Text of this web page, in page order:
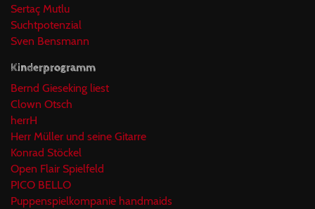
Sertaç Mutlu
Suchtpotenzial
Sven Bensmann
Kinderprogramm
Bernd Gieseking liest
Clown Otsch
herrH
Herr Müller und seine Gitarre
Konrad Stöckel
Open Flair Spielfeld
PICO BELLO
Puppenspielkompanie handmaids